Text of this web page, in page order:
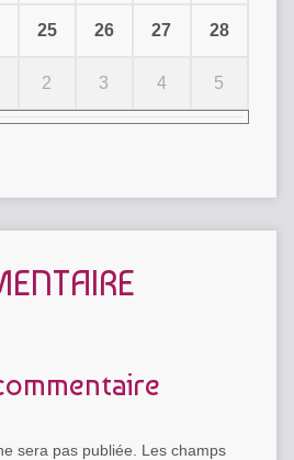
25 26 27 28
2 3 4 5
sera pas publiée.
Les champs